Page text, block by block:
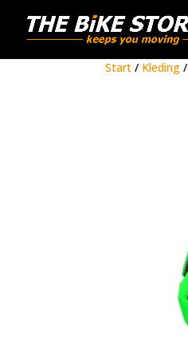
Start/ Kleding/